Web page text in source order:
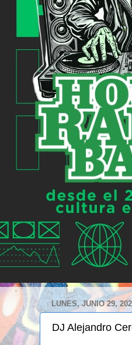
LUNES, JUNIO 29,
DJ Alejandro